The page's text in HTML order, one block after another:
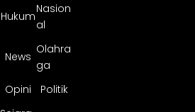
Hukum
Nasion
al
News
Olahra
ga
Opini
Politik